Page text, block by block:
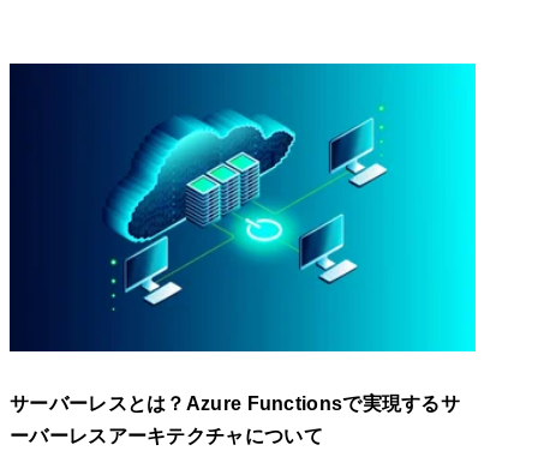
サーバーレスとは？Azure Functionsで実現するサ
ーバーレスアーキテクチャについて